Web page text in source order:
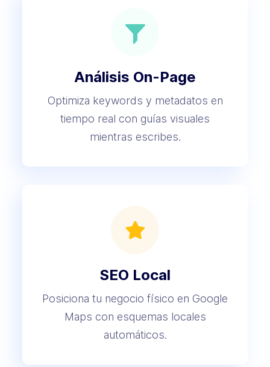
Análisis On-Page
Optimiza keywords y metadatos en
tiempo real con guías visuales
mientras escribes.
SEO Local
Posiciona tu negocio físico en Google
Maps con esquemas locales
automáticos.